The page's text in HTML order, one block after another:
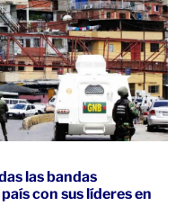
las bandas
con sus líderes en